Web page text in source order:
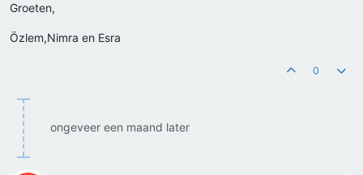
Groeten,
Özlem,Nimra en Esra
0
ongeveer een maand later